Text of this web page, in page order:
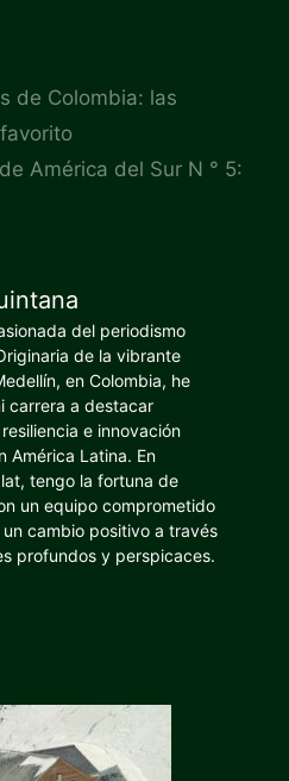
de Colombia: las
América del Sur N ° 5:
del periodismo
de la vibrante
en Colombia, he
carrera a destacar
e innovación
América Latina. En
tengo la fortuna de
un equipo comprometido
cambio positivo a través
profundos y perspicaces.